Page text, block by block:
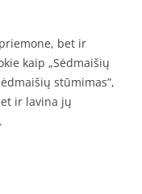
bet ir
kaip „Sėdmaišių
stūmimas”,
ir lavina jų